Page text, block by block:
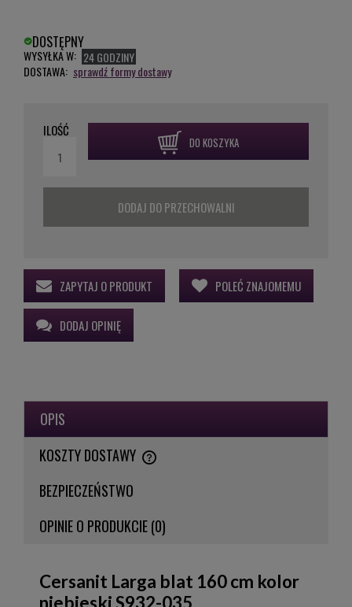
DOSTĘPNY
WYSYŁKA W: 24 GODZINY
DOSTAWA: sprawdź formy dostawy
ILOŚĆ
DO KOSZYKA
DODAJ DO PRZECHOWALNI
ZAPYTAJ O PRODUKT POLEĆ ZNAJOMEMU
DODAJ OPINIĘ
OPIS
KOSZTY DOSTAWY
CENA NIE ZAWIERA EWENTUALNYCH KOSZTÓW PŁATNOŚCI
BEZPIECZEŃSTWO
OPINIE O PRODUKCIE (0)
Cersanit Larga blat 160 cm kolor
niebieski S932-035